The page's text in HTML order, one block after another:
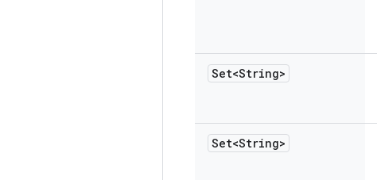
Set<String>
Set<String>